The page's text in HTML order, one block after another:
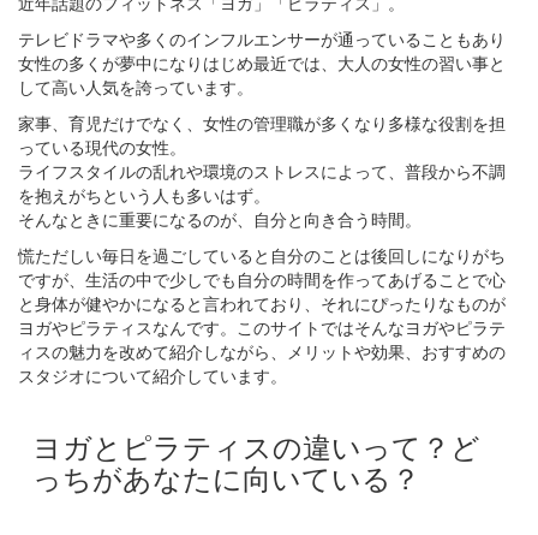
テレビドラマや多くのインフルエンサーが通っていることもあり
女性の多くが夢中になりはじめ最近では、大人の女性の習い事と
して高い人気を誇っています。
家事、育児だけでなく、女性の管理職が多くなり多様な役割を担
っている現代の女性。
ライフスタイルの乱れや環境のストレスによって、普段から不調
を抱えがちという人も多いはず。
そんなときに重要になるのが、自分と向き合う時間。
慌ただしい毎日を過ごしていると自分のことは後回しになりがち
ですが、生活の中で少しでも自分の時間を作ってあげることで心
と身体が健やかになると言われており、それにぴったりなものが
ヨガやピラティスなんです。このサイトではそんなヨガやピラテ
ィスの魅力を改めて紹介しながら、メリットや効果、おすすめの
スタジオについて紹介しています。
ヨガとピラティスの違いって？ど
っちがあなたに向いている？